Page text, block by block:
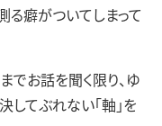
癖がついてしまって
でお話を聞く限り、ゆ
てぶれない「軸」を